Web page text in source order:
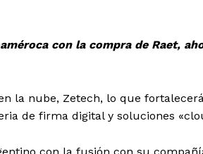
con la compra de Raet,
la nube, Zetech, lo que
de firma digital y soluciones